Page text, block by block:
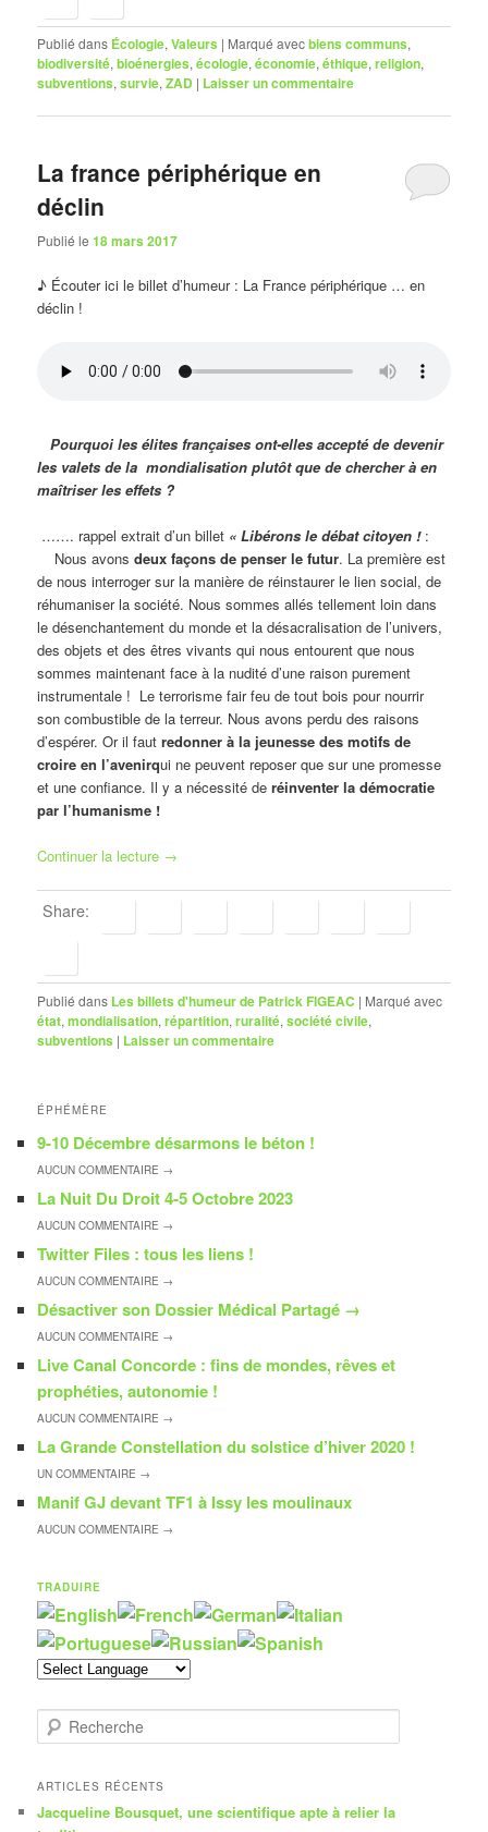
Publié dans Écologie,Valeurs | Marqué avecbiens communs,
biodiversité,bioénergies,écologie,économie,éthique,religion,
subventions,survie,ZAD | Laisser un commentaire
La france périphérique en
déclin
Publié le18 mars 2017
♪ Écouter ici le billet d’humeur : La France périphérique … en
déclin !
Pourquoi les élites françaises ont-elles accepté de devenir
les valets de la mondialisation plutôt que de chercher à en
maîtriser les effets ?
……. rappel extrait d’un billet « Libérons le débat citoyen ! :
Nous avonsdeux façons de penser le futur. La première est
de nous interroger sur la manière de réinstaurer le lien social, de
réhumaniser la société. Nous sommes allés tellement loin dans
le désenchantement du monde et la désacralisation de l’univers,
des objets et des êtres vivants qui nous entourent que nous
sommes maintenant face à la nudité d’une raison purement
instrumentale ! Le terrorisme fair feu de tout bois pour nourrir
son combustible de la terreur. Nous avons perdu des raisons
d’espérer. Or il fautredonner à la jeunesse des motifs de
croire en l’avenirqui ne peuvent reposer que sur une promesse
et une confiance. Il y a nécessité de réinventer la démocratie
par l’humanisme !
Continuer la lecture →
Share:
Publié dans Les billets d'humeur de Patrick FIGEAC | Marqué avec
état,mondialisation,répartition,ruralité,société civile,
subventions | Laisser un commentaire
ÉPHÉMÈRE
9-10 Décembre désarmons le béton !
AUCUNCOMMENTAIRE →
La Nuit Du Droit 4-5 Octobre 2023
AUCUNCOMMENTAIRE →
Twitter Files : tous les liens !
AUCUNCOMMENTAIRE →
Désactiver son Dossier Médical Partagé →
AUCUNCOMMENTAIRE →
Live Canal Concorde : fins de mondes, rêves et
prophéties, autonomie !
AUCUNCOMMENTAIRE →
La Grande Constellation du solstice d’hiver 2020 !
UNCOMMENTAIRE →
Manif GJ devant TF1 à Issy les moulinaux
AUCUNCOMMENTAIRE →
TRADUIRE
e
h
r
ARTICLES RÉCENTS
Jacqueline Bousquet, une scientifique apte à relier la